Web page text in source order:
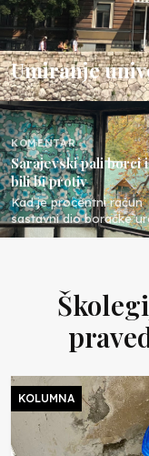
Umiranje
KOMENTAR
Sarajevski pali borci
bili bi protiv
Kad je procentni račun
sastavni dio boračke
na koju se poziva
KOLUMNA